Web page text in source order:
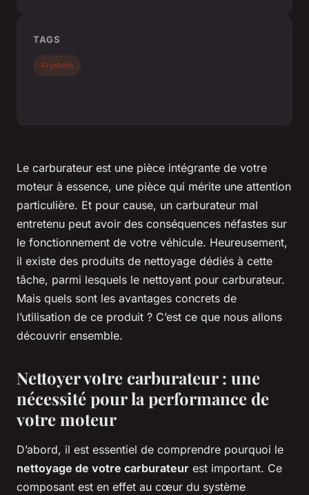
Le carburateur est une pièce intégrante de votre
moteur à essence, une pièce qui mérite une attention
particulière. Et pour cause, un carburateur mal
entretenu peut avoir des conséquences néfastes sur
le fonctionnement de votre véhicule. Heureusement,
il existe des produits de nettoyage dédiés à cette
tâche, parmi lesquels le nettoyant pour carburateur.
Mais quels sont les avantages concrets de
l’utilisation de ce produit ? C’est ce que nous allons
découvrir ensemble.
Nettoyer votre carburateur : une
nécessité pour la performance de
votre moteur
D’abord, il est essentiel de comprendre pourquoi le
nettoyage de votre carburateur est important. Ce
composant est en effet au cœur du système
TAGS
Produits